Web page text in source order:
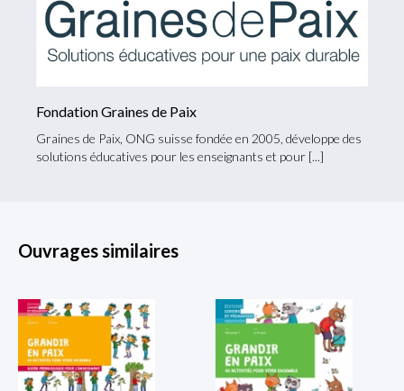
Fondation Graines de Paix
Graines de Paix, ONG suisse fondée en 2005, développe des
solutions éducatives pour les enseignants et pour
Ouvrages similaires